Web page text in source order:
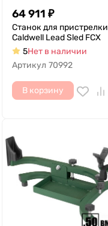
64 911 ₽
Станок для пристрелки
Caldwell Lead Sled FCX
5Нет в наличии
Артикул 70992
В корзину